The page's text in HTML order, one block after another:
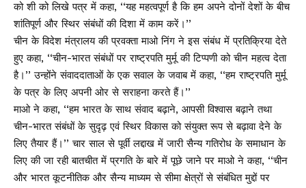
को शी को लिखे पत्र में कहा, ‘‘यह महत्वपूर्ण है कि हम अपने दोनों देशों के बीच
शांतिपूर्ण और स्थिर संबंधों की दिशा में काम करें।’’
चीन के विदेश मंत्रालय की प्रवक्ता माओ निंग ने इस संबंध में प्रतिक्रिया देते
हुए कहा, ‘‘चीन-भारत संबंधों पर राष्ट्रपति मुर्मू की टिप्पणी को चीन महत्व देता
है।’’ उन्होंने संवाददाताओं के एक सवाल के जवाब में कहा, ‘‘हम राष्ट्रपति मुर्मू
के पत्र के लिए अपनी ओर से सराहना करते हैं।’’
माओ ने कहा, ‘‘हम भारत के साथ संवाद बढ़ाने, आपसी विश्वास बढ़ाने तथा
चीन-भारत संबंधों के सुदृढ़ एवं स्थिर विकास को संयुक्त रूप से बढ़ावा देने के
लिए तैयार हैं।’’ चार साल से पूर्वी लद्दाख में जारी सैन्य गतिरोध के समाधान के
लिए की जा रही बातचीत में प्रगति के बारे में पूछे जाने पर माओ ने कहा, ‘‘चीन
और भारत कूटनीतिक और सैन्य माध्यम से सीमा क्षेत्रों से संबंधित मुद्दों पर